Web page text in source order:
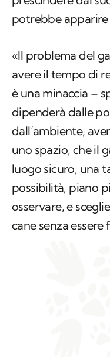
potrebbe
«Il problema del
avere il tempo di
è una minaccia –
dipenderà dalle
dall’ambiente,
uno spazio, che il
luogo sicuro, una
possibilità, piano
osservare, e
cane senza essere